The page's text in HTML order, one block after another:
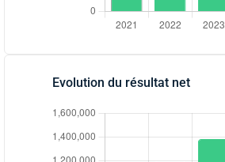
Evolution du résultat net